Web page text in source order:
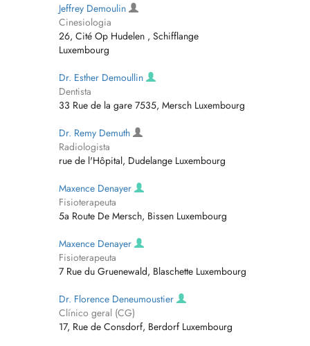
Jeffrey Demoulin
Cinesiologia
26, Cité Op Hudelen , Schifflange
Luxembourg
Dr. Esther Demoullin
Dentista
33 Rue de la gare 7535, Mersch Luxembourg
Dr. Remy Demuth
Radiologista
rue de l'Hôpital, Dudelange Luxembourg
Maxence Denayer
Fisioterapeuta
5a Route De Mersch, Bissen Luxembourg
Maxence Denayer
Fisioterapeuta
7 Rue du Gruenewald, Blaschette Luxembourg
Dr. Florence Deneumoustier
Clínico geral (CG)
17, Rue de Consdorf, Berdorf Luxembourg